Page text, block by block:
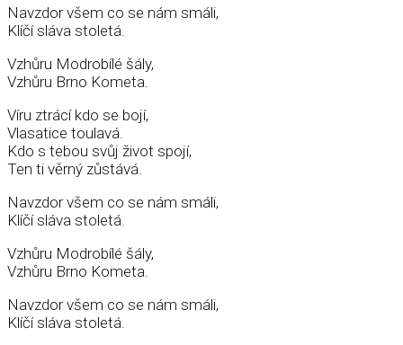
Navzdor všem co se nám smáli,
Klíčí sláva stoletá.
Vzhůru Modrobílé šály,
Vzhůru Brno Kometa.
Víru ztrácí kdo se bojí,
Vlasatice toulavá.
Kdo s tebou svůj život spojí,
Ten ti věrný zůstává.
Navzdor všem co se nám smáli,
Klíčí sláva stoletá.
Vzhůru Modrobílé šály,
Vzhůru Brno Kometa.
Navzdor všem co se nám smáli,
Klíčí sláva stoletá.